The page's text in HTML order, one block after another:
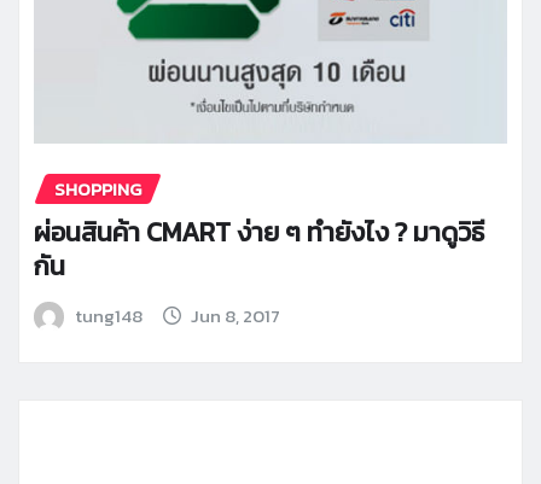
SHOPPING
ผ่อนสินค้า CMART ง่าย ๆ ทำยังไง ? มาดูวิธี
กัน
tung148 Jun 8, 2017